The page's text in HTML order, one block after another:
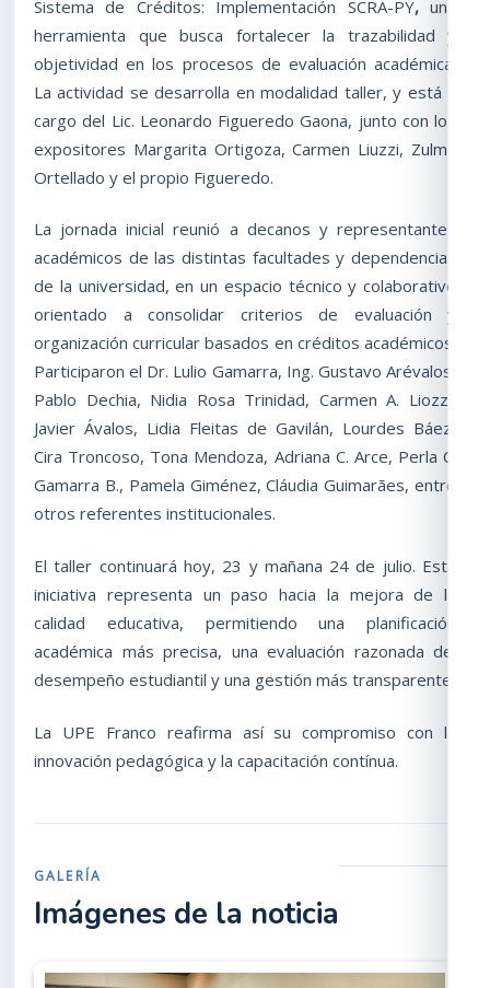
Sistema de Créditos: Implementación SCRA-PY,una
herramienta que busca fortalecer la trazabilidad y
objetividad en los procesos de evaluación académica.
La actividad se desarrolla en modalidad taller, y está a
cargo del Lic. Leonardo Figueredo Gaona, junto con los
expositores Margarita Ortigoza, Carmen Liuzzi, Zulma
Ortellado y el propio Figueredo.
La jornada inicial reunió a decanos y representantes
académicos de las distintas facultades y dependencias
de la universidad, en un espacio técnico y colaborativo
orientado a consolidar criterios de evaluación y
organización curricular basados en créditos académicos.
Participaron el Dr. Lulio Gamarra, Ing. Gustavo Arévalos,
Pablo Dechia, Nidia Rosa Trinidad, Carmen A. Liozzi,
Javier Ávalos, Lidia Fleitas de Gavilán, Lourdes Báez,
Cira Troncoso, Tona Mendoza, Adriana C. Arce, Perla C.
Gamarra B., Pamela Giménez, Cláudia Guimarães, entre
otros referentes institucionales.
El taller continuará hoy, 23 y mañana 24 de julio. Esta
iniciativa representa un paso hacia la mejora de la
calidad educativa, permitiendo una planificación
académica más precisa, una evaluación razonada del
desempeño estudiantil y una gestión más transparente.
La UPE Franco reafirma así su compromiso con la
innovación pedagógica y la capacitación contínua.
GALERÍA
Imágenes de la noticia